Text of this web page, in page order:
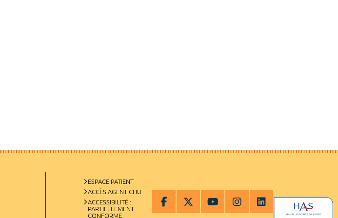
ESPACE PATIENT
ACCÈS AGENT CHU
ACCESSIBILITÉ :
PARTIELLEMENT
CONFORME